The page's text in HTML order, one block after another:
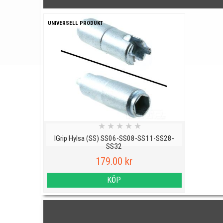
UNIVERSELL PRODUKT
IGrip Hylsa (SS) SS06-SS08-SS11-SS28-
SS32
★ ★ ★ ★ ★
179.00 kr
KÖP